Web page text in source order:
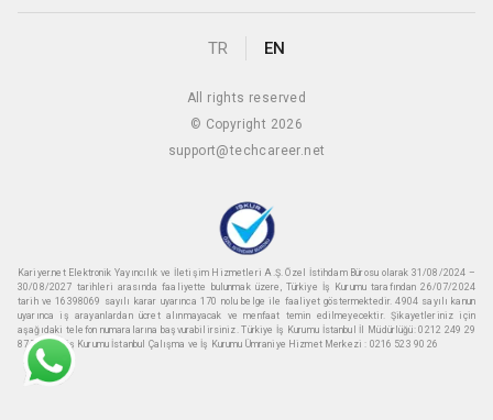
TR EN
All rights reserved
© Copyright 2026
support@techcareer.net
Kariyer.net Elektronik Yayıncılık ve İletişim Hizmetleri A.Ş. Özel İstihdam Bürosu olarak 31/08/2024 –
30/08/2027 tarihleri arasında faaliyette bulunmak üzere, Türkiye İş Kurumu tarafından 26/07/2024
tarih ve 16398069 sayılı karar uyarınca 170 nolu belge ile faaliyet göstermektedir. 4904 sayılı kanun
uyarınca iş arayanlardan ücret alınmayacak ve menfaat temin edilmeyecektir. Şikayetleriniz için
aşağıdaki telefon numaralarına başvurabilirsiniz. Türkiye İş Kurumu İstanbul İl Müdürlüğü: 0212 249 29
87 Türkiye iş Kurumu İstanbul Çalışma ve İş Kurumu Ümraniye Hizmet Merkezi : 0216 523 90 26